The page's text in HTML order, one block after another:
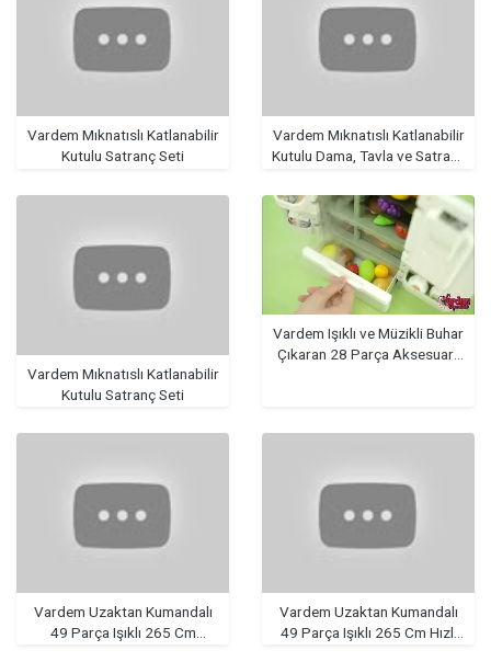
Vardem Mıknatıslı Katlanabilir
Kutulu Satranç Seti
Vardem Mıknatıslı Katlanabilir
Kutulu Dama, Tavla ve Satranç
Vardem Mıknatıslı Katlanabilir
Kutulu Satranç Seti
Vardem Işıklı ve Müzikli Buhar
Çıkaran 28 Parça Aksesuarlı
Vardem Uzaktan Kumandalı
49 Parça Işıklı 265 Cm
Vardem Uzaktan Kumandalı
49 Parça Işıklı 265 Cm Hızlı